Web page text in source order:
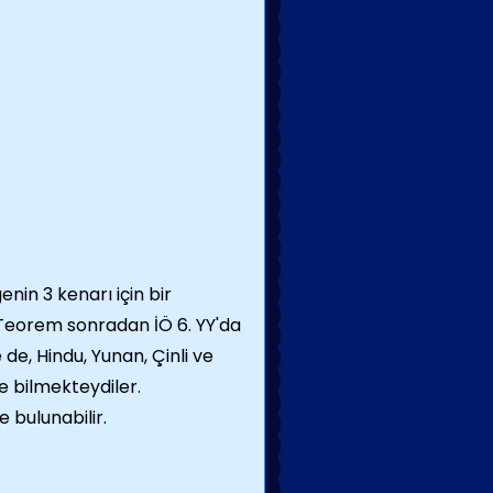
3 kenarı için bir
sonradan İÖ 6. YY'da
Hindu, Yunan, Çinli ve
bilmekteydiler.
bulunabilir.